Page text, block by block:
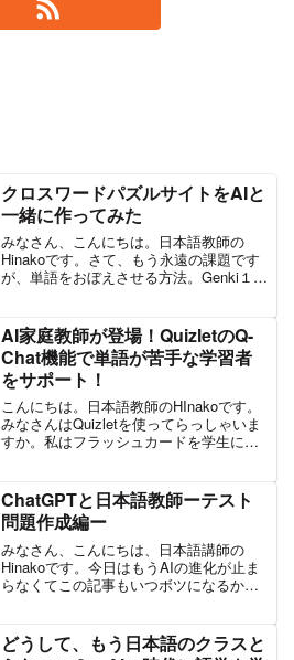
クロスワードパズルサイトをAIと
一緒に作ってみた
みなさん、こんにちは。日本語教師の
Hinakoです。さて、もう永遠の課題です
が、単語をおぼえさせる方法。Genki１と
業は「覚える・暗記する」という地道な
努力が求められ...
AI家庭教師が登場！QuizletのQ-
Chat機能で単語が苦手な学習者
をサポート！
こんにちは。日本語教師のHInakoです。
みなさんはQuizletを使ってらっしゃいま
すか。私はフラッシュカードを学生に渡
ームクイズのサイトにイン...
ChatGPTと日本語教師ーテスト
問題作成編ー
みなさん、こんにちは、日本語講師の
Hinakoです。今日はもうAIの進化が止ま
らなくてこの記事もいつボツになるかわ
できることを書いてみたいと思います。
簡単な4択問...
どうして、もう日本語のクラスと